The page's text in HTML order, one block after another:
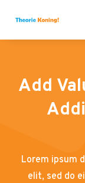
Add
Lorem ipsum
elit, sed do